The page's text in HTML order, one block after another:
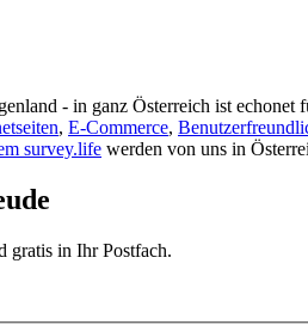
- in ganz Österreich ist
, E-Commerce,
survey.life werden von uns in
gratis in Ihr Postfach.